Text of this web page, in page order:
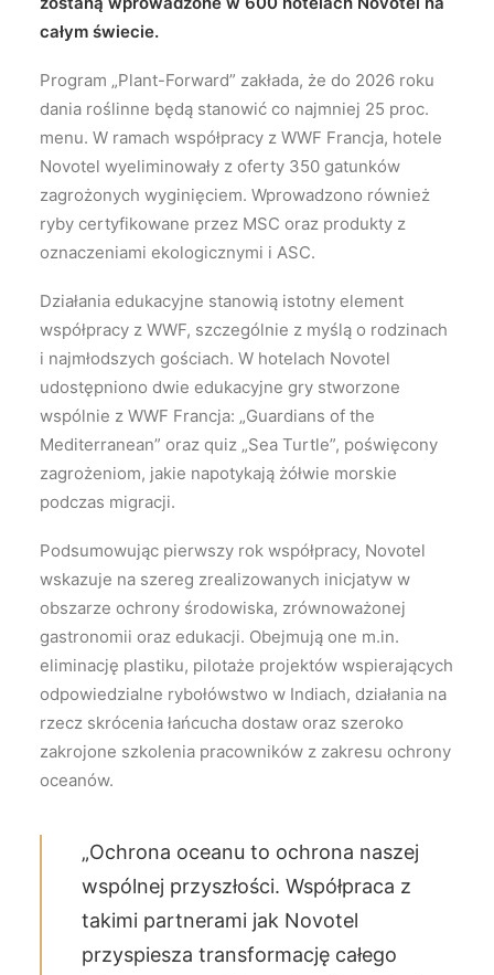
całym świecie.
Program „Plant-Forward” zakłada, że do 2026 roku
dania roślinne będą stanowić co najmniej 25 proc.
menu. W ramach współpracy z WWF Francja, hotele
Novotel wyeliminowały z oferty 350 gatunków
zagrożonych wyginięciem. Wprowadzono również
ryby certyfikowane przez MSC oraz produkty z
oznaczeniami ekologicznymi i ASC.
Działania edukacyjne stanowią istotny element
współpracy z WWF, szczególnie z myślą o rodzinach
i najmłodszych gościach. W hotelach Novotel
udostępniono dwie edukacyjne gry stworzone
wspólnie z WWF Francja: „Guardians of the
Mediterranean” oraz quiz „Sea Turtle”, poświęcony
zagrożeniom, jakie napotykają żółwie morskie
podczas migracji.
Podsumowując pierwszy rok współpracy, Novotel
wskazuje na szereg zrealizowanych inicjatyw w
obszarze ochrony środowiska, zrównoważonej
gastronomii oraz edukacji. Obejmują one m.in.
eliminację plastiku, pilotaże projektów wspierających
odpowiedzialne rybołówstwo w Indiach, działania na
rzecz skrócenia łańcucha dostaw oraz szeroko
zakrojone szkolenia pracowników z zakresu ochrony
oceanów.
„Ochrona oceanu to ochrona naszej
wspólnej przyszłości. Współpraca z
takimi partnerami jak Novotel
przyspiesza transformację całego